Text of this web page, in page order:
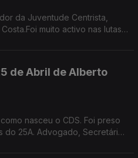
da Juventude Centrista,
muito activo nas lutas
de Abril de Alberto
nasceu o CDS. Foi preso
25A. Advogado, Secretário